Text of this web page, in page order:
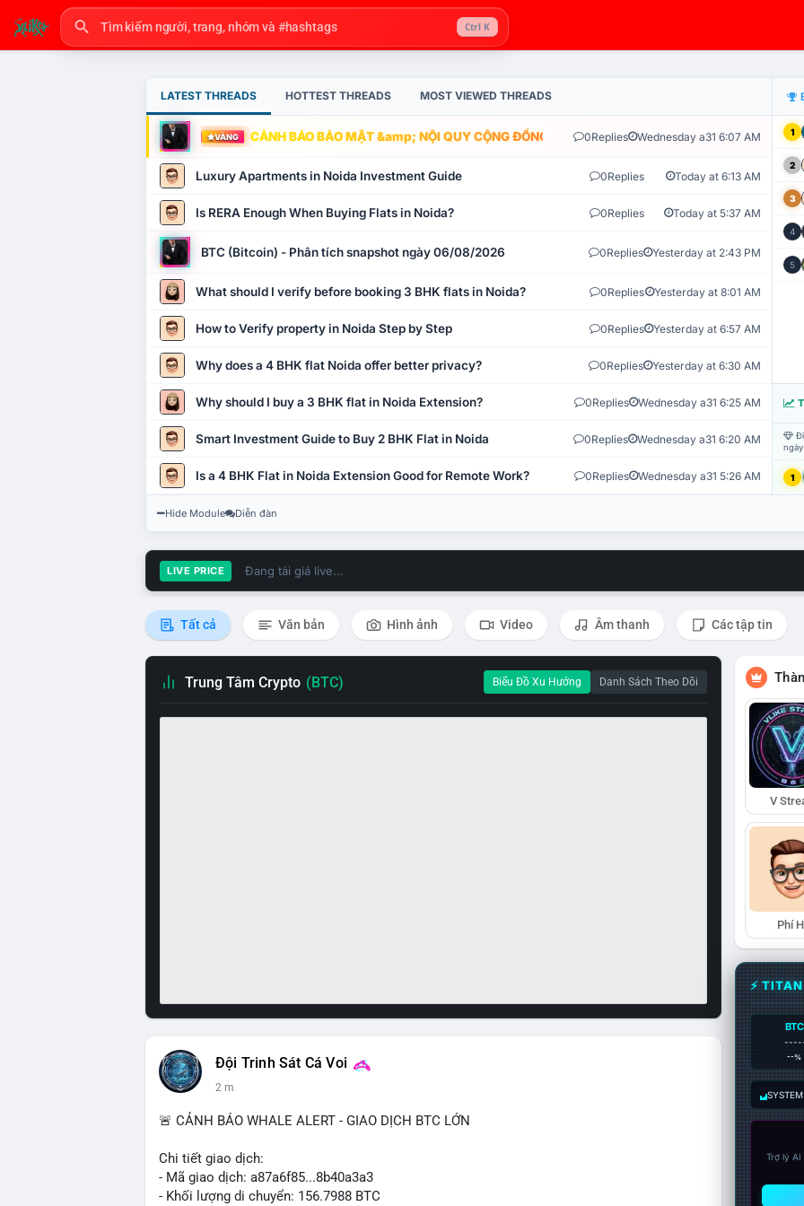
Ctrl K
LATEST THREADS HOTTEST THREADS MOST VIEWED THREADS
VÀNG CẢNH BÁO BẢO MẬT &amp; NỘI QUY CỘNG ĐỒNG VLIKE.VN: HỆ THỐNG GIÁM SÁT TỰ
0Replies Wednesday a31 6:07 AM
Luxury Apartments in Noida Investment Guide 0Replies Today at 6:13 AM
Is RERA Enough When Buying Flats in Noida? 0Replies Today at 5:37 AM
BTC (Bitcoin) - Phân tích snapshot ngày 06/08/2026 0Replies Yesterday at 2:43 PM
What should I verify before booking 3 BHK flats in Noida? 0Replies Yesterday at 8:01 AM
How to Verify property in Noida Step by Step 0Replies Yesterday at 6:57 AM
Why does a 4 BHK flat Noida offer better privacy? 0Replies Yesterday at 6:30 AM
Why should I buy a 3 BHK flat in Noida Extension? 0Replies Wednesday a31 6:25 AM
Smart Investment Guide to Buy 2 BHK Flat in Noida 0Replies Wednesday a31 6:20 AM
Is a 4 BHK Flat in Noida Extension Good for Remote Work? 0Replies Wednesday a31 5:26 AM
1
2
3
4
5
1
Hide Module Diễn đàn
LIVE PRICE Đang tải giá live...
Tất cả Văn bản Hình ảnh Video Âm thanh Các tập tin
Trung Tâm Crypto (BTC) Biểu Đồ Xu Hướng Danh Sách Theo Dõi
Đội Trinh Sát Cá Voi
2 m
🚨 CẢNH BÁO WHALE ALERT - GIAO DỊCH BTC LỚN
Chi tiết giao dịch:
- Mã giao dịch: a87a6f85...8b40a3a3
- Khối lượng di chuyển: 156.7988 BTC
V
Phí
⚡
BTC
--%
Trợ lý